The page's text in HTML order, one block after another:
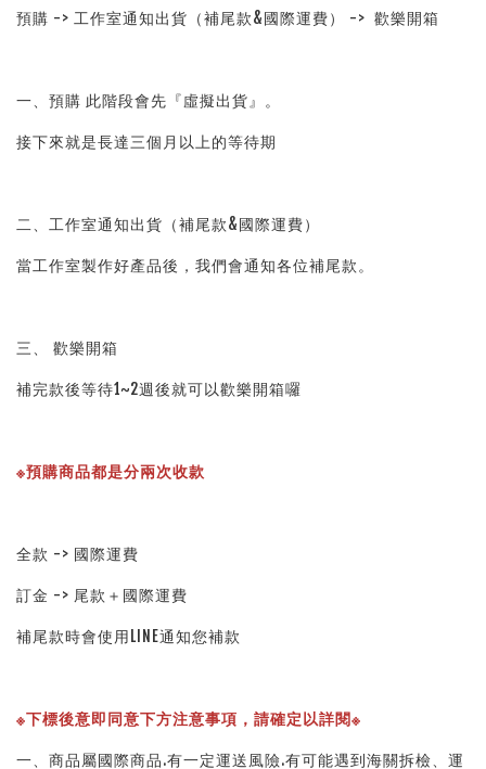
預購 -> 工作室通知出貨（補尾款&國際運費） ->  歡樂開箱
一、預購 此階段會先『虛擬出貨』。
接下來就是長達三個月以上的等待期
二、工作室通知出貨（補尾款&國際運費）
當工作室製作好產品後，我們會通知各位補尾款。
三、 歡樂開箱
補完款後等待1~2週後就可以歡樂開箱囉
※預購商品都是分兩次收款
全款 -> 國際運費
訂金 -> 尾款＋國際運費
補尾款時會使用LINE通知您補款
※下標後意即同意下方注意事項，請確定以詳閱※
一、商品屬國際商品.有一定運送風險.有可能遇到海關拆檢、運